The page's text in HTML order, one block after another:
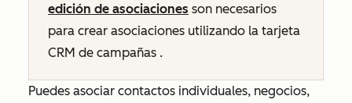
edición de asociaciones son necesarios
para crear asociaciones utilizando la tarjeta
CRM de campañas .
Puedes asociar contactos individuales, negocios,